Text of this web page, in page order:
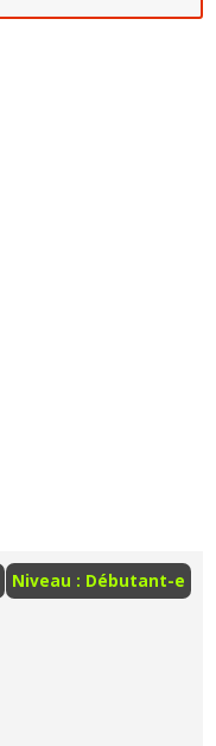
Niveau : Débutant-e